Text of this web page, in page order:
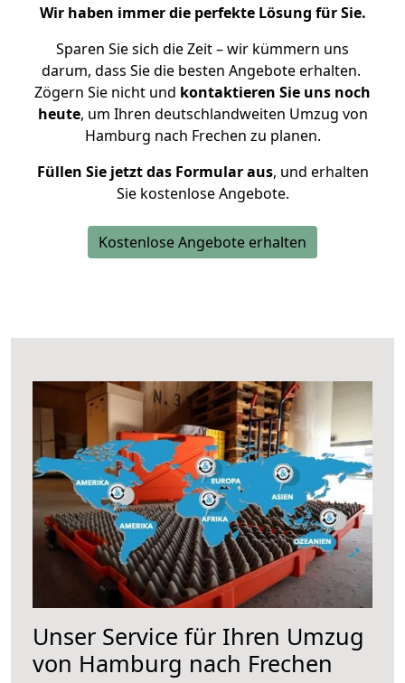
Wir haben immer die perfekte Lösung für Sie.
Sparen Sie sich die Zeit – wir kümmern uns
darum, dass Sie die besten Angebote erhalten.
Zögern Sie nicht und kontaktieren Sie uns noch
heute, um Ihren deutschlandweiten Umzug von
Hamburg nach Frechen zu planen.
Füllen Sie jetzt das Formular aus, und erhalten
Sie kostenlose Angebote.
Kostenlose Angebote erhalten
Unser Service für Ihren Umzug
von Hamburg nach Frechen